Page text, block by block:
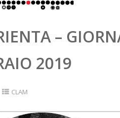
–
2019
CLAM